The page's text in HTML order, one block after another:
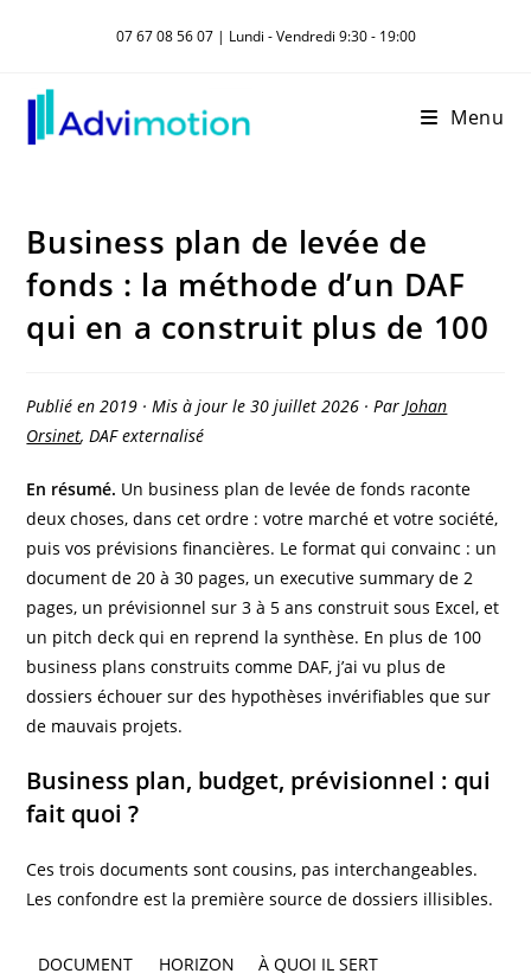
07 67 08 56 07 | Lundi - Vendredi 9:30 - 19:00
Menu
Business plan de levée de
fonds : la méthode d’un DAF
qui en a construit plus de 100
Publié en 2019 · Mis à jour le 30 juillet 2026 · ParJohan
Orsinet, DAF externalisé
En résumé. Un business plan de levée de fonds raconte
deux choses, dans cet ordre : votre marché et votre société,
puis vos prévisions financières. Le format qui convainc : un
document de 20 à 30 pages, un executive summary de 2
pages, un prévisionnel sur 3 à 5 ans construit sous Excel, et
un pitch deck qui en reprend la synthèse. En plus de 100
business plans construits comme DAF, j’ai vu plus de
dossiers échouer sur des hypothèses invérifiables que sur
de mauvais projets.
Business plan, budget, prévisionnel : qui
fait quoi ?
Ces trois documents sont cousins, pas interchangeables.
Les confondre est la première source de dossiers illisibles.
DOCUMENT HORIZON À QUOI IL SERT